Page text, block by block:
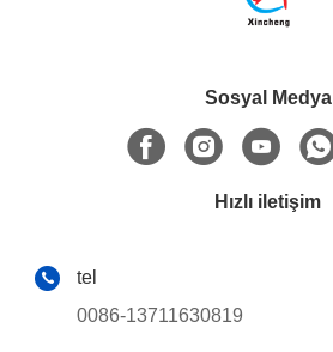
Sosyal Medya
Hızlı iletişim
tel
0086-13711630819